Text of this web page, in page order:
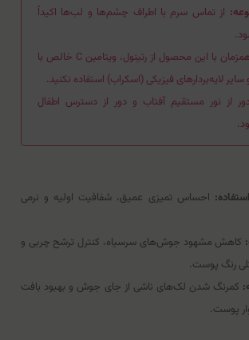
از تماس سرم با اطراف چشم‌ها و لب‌ها اکیداً
همزمان با این محصول از رتینول، ویتامین C خالص با
سایر لایه‌بردارهای فیزیکی (اسکراب) استفاده نکنید.
از نور مستقیم آفتاب و دور از دسترس اطفال
احساس تمیزی عمیق، شفافیت اولیه و نرمی
کاهش مشهود جوش‌های سرسیاه، کنترل ترشح چربی و
رنگ پوست.
کمرنگ شدن لک‌های ناشی از جای جوش و بهبود بافت
پوست.